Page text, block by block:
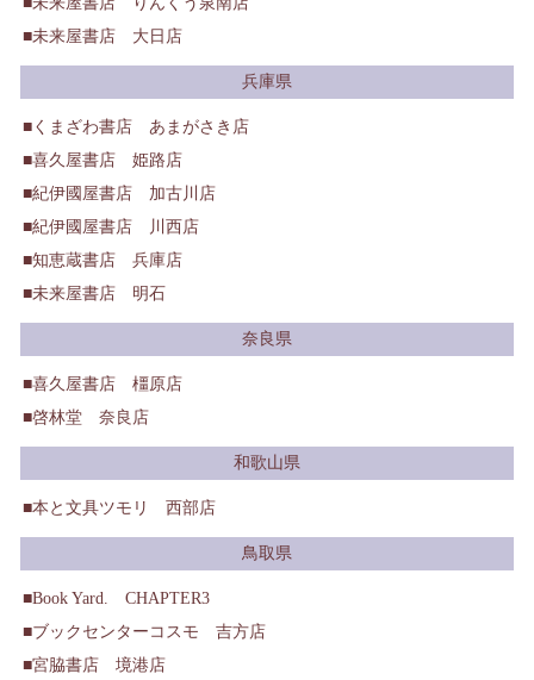
未来屋書店 大日店
兵庫県
くまざわ書店 あまがさき店
喜久屋書店 姫路店
紀伊國屋書店 加古川店
紀伊國屋書店 川西店
知恵蔵書店 兵庫店
未来屋書店 明石
奈良県
喜久屋書店 橿原店
啓林堂 奈良店
和歌山県
本と文具ツモリ 西部店
鳥取県
Book Yard. CHAPTER3
ブックセンターコスモ 吉方店
宮脇書店 境港店